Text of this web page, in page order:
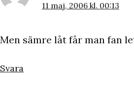
11 maj, 2006 kl. 00:13
Men sämre låt får man fan
Svara